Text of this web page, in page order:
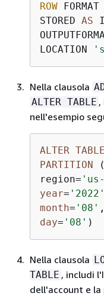
ROW
STORED AS
LOCATION
Nella clausola
ALTER TABLE ,
nell'esempio
ALTER TABLE
PARTITION
region=
year= '2022'
month= '08'
day= '08' )
Nella clausola
TABLE , includi
dell'account e